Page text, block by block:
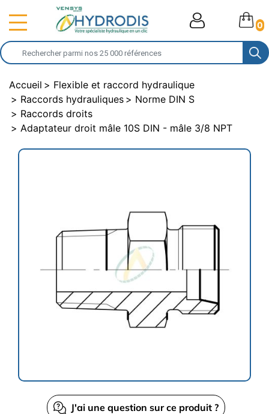
0
Accueil
Flexible et raccord hydraulique
Raccords hydrauliques
Norme DIN S
Raccords droits
Adaptateur droit mâle 10S DIN - mâle 3/8 NPT
J'ai une question sur ce produit ?